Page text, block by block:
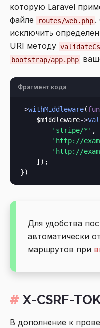
которую Laravel
файле
routes/web.php .
исключить
URI методу
bootstrap/app.php
Фрагмент кода
->withMiddleware(
    $middleware
->
'stripe/*' ,
'http://
'http://
    ]);
Для удобства
автоматически
маршрутов при
X-CSRF-
В дополнение к